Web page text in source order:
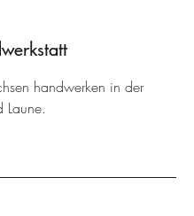
handwerken in der
Laune.